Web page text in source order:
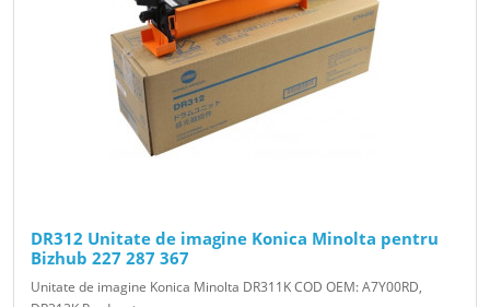
DR312 Unitate de imagine Konica Minolta pentru
Bizhub 227 287 367
Unitate de imagine Konica Minolta DR311K COD OEM: A7Y00RD,